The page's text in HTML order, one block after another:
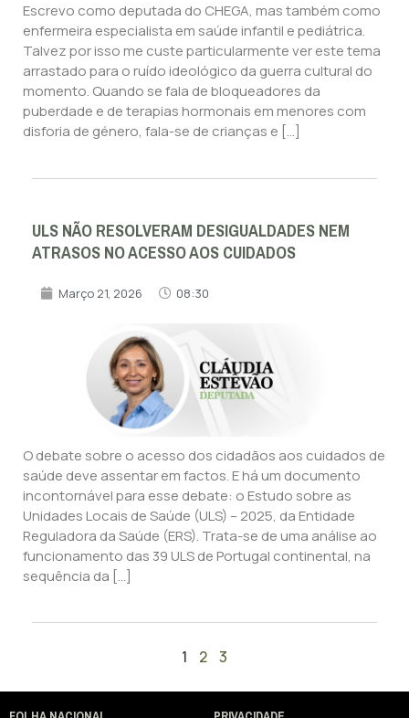
Escrevo como deputada do CHEGA, mas também como
enfermeira especialista em saúde infantil e pediátrica.
Talvez por isso me custe particularmente ver este tema
arrastado para o ruído ideológico da guerra cultural do
momento. Quando se fala de bloqueadores da
puberdade e de terapias hormonais em menores com
disforia de género, fala-se de crianças e […]
ULS NÃO RESOLVERAM DESIGUALDADES NEM
ATRASOS NO ACESSO AOS CUIDADOS
Março 21, 2026 08:30
O debate sobre o acesso dos cidadãos aos cuidados de
saúde deve assentar em factos. E há um documento
incontornável para esse debate: o Estudo sobre as
Unidades Locais de Saúde (ULS) – 2025, da Entidade
Reguladora da Saúde (ERS). Trata-se de uma análise ao
funcionamento das 39 ULS de Portugal continental, na
sequência da […]
1 2 3